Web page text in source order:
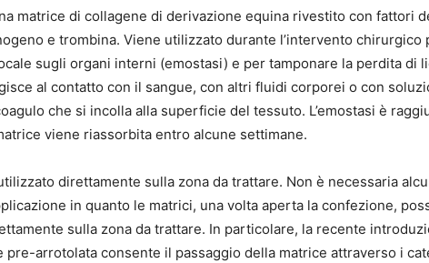
matrice di collagene di derivazione equina rivestito con fattori
e trombina. Viene utilizzato durante l’intervento chirurgico
sugli organi interni (emostasi) e per tamponare la perdita di
al contatto con il sangue, con altri fluidi corporei o con
che si incolla alla superficie del tessuto. L’emostasi è
viene riassorbita entro alcune settimane.
direttamente sulla zona da trattare. Non è necessaria
in quanto le matrici, una volta aperta la confezione,
sulla zona da trattare. In particolare, la recente
pre-arrotolata consente il passaggio della matrice attraverso i